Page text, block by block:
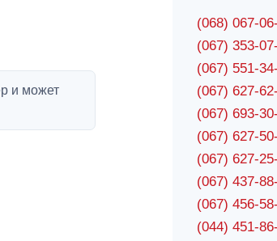
и может
(068) 067-
(067) 353-
(067) 551-
(067) 627-
(067) 693-
(067) 627-
(067) 627-
(067) 437-
(067) 456-
(044) 451-